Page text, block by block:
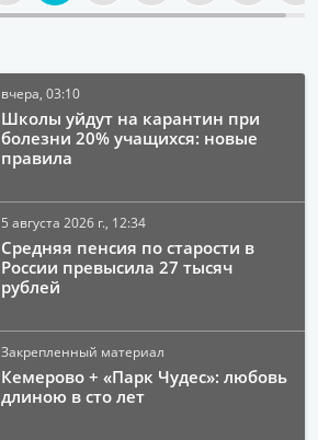
вчера, 03:10
Школы уйдут на карантин при
болезни 20% учащихся: новые
правила
5 августа 2026 г., 12:34
Средняя пенсия по старости в
России превысила 27 тысяч
рублей
Закрепленный материал
Кемерово + «Парк Чудес»: любовь
длиною в сто лет